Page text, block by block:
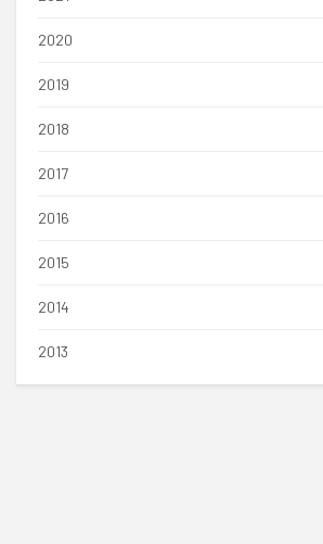
2020
2019
2018
2017
2016
2015
2014
2013